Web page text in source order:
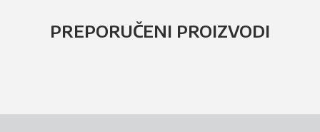
PREPORUČENI PROIZVODI